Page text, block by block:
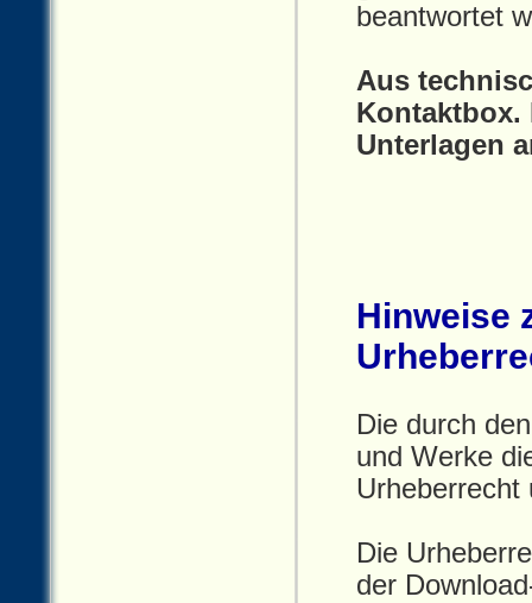
beantwortet
Aus
Kontaktbox.
Unterlagen
Hinweise
Die durch
und Werke
Urheberrecht
Die
der